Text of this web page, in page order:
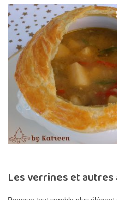
Les verrines et